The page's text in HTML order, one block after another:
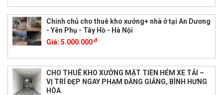
Chính chủ cho thuê kho xưởng+ nhà ở tại An Dương
- Yên Phụ - Tây Hồ - Hà Nội
Giá: 5.000.000 đ
CHO THUÊ KHO XƯỞNG MẶT TIỀN HẺM XE TẢI –
VỊ TRÍ ĐẸP NGAY PHẠM ĐĂNG GIẢNG, BÌNH HƯNG
HÒA